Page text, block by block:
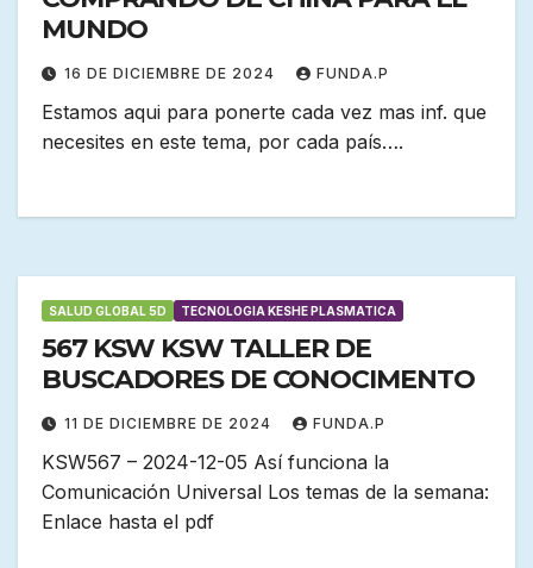
MUNDO
16 DE DICIEMBRE DE 2024 FUNDA.P
Estamos aqui para ponerte cada vez mas inf. que
necesites en este tema, por cada país….
SALUD GLOBAL 5D TECNOLOGIA KESHE PLASMATICA
567 KSW KSW TALLER DE
BUSCADORES DE CONOCIMENTO
11 DE DICIEMBRE DE 2024 FUNDA.P
KSW567 – 2024-12-05 Así funciona la
Comunicación Universal Los temas de la semana:
Enlace hasta el pdf